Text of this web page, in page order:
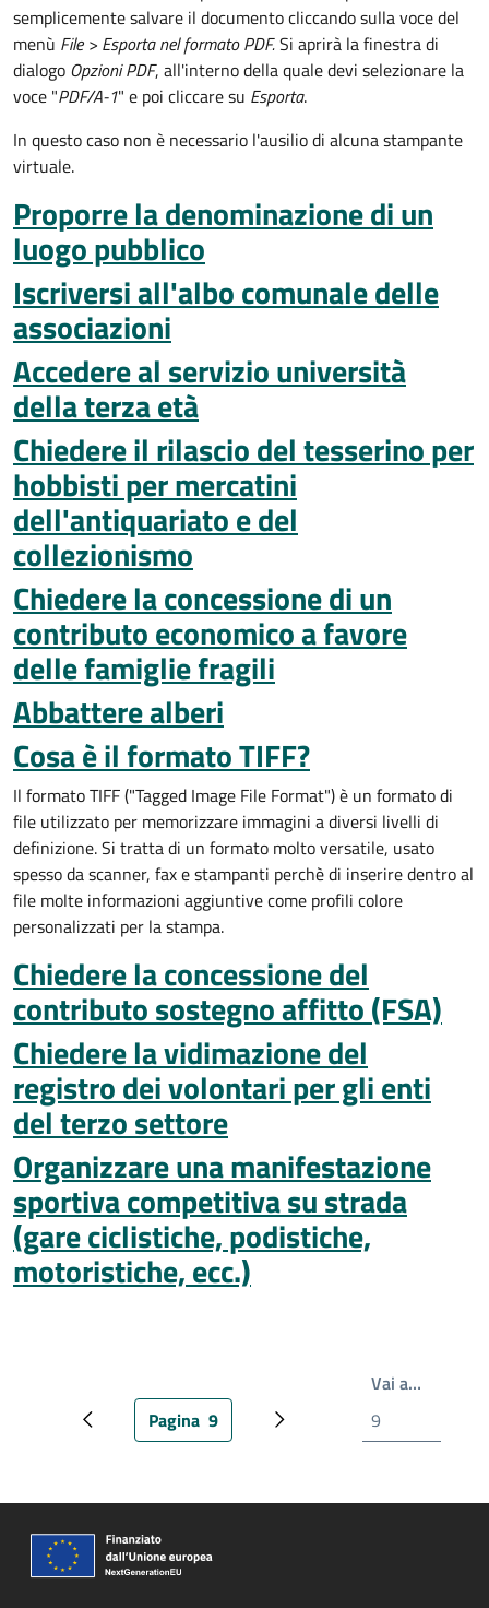
semplicemente salvare il documento cliccando sulla voce del
menù File > Esporta nel formato PDF.Si aprirà la finestra di
dialogo Opzioni PDF, all'interno della quale devi selezionare la
voce "PDF/A-1" e poi cliccare su Esporta.
In questo caso non è necessario l'ausilio di alcuna stampante
virtuale.
Proporre la denominazione di un
luogo pubblico
Iscriversi all'albo comunale delle
associazioni
Accedere al servizio università
della terza età
Chiedere il rilascio del tesserino per
hobbisti per mercatini
dell'antiquariato e del
collezionismo
Chiedere la concessione di un
contributo economico a favore
delle famiglie fragili
Abbattere alberi
Cosa è il formato TIFF?
Il formato TIFF ("Tagged Image File Format") è un formato di
file utilizzato per memorizzare immagini a diversi livelli di
definizione. Si tratta di un formato molto versatile, usato
spesso da scanner, fax e stampanti perchè di inserire dentro al
file molte informazioni aggiuntive come profili colore
personalizzati per la stampa.
Chiedere la concessione del
contributo sostegno affitto (FSA)
Chiedere la vidimazione del
registro dei volontari per gli enti
del terzo settore
Organizzare una manifestazione
sportiva competitiva su strada
(gare ciclistiche, podistiche,
motoristiche, ecc.)
Pagina precedentePagina attuale
Pagina 9 Prossima pagina
Vai a…